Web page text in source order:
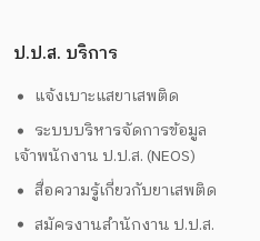
ป.ป.ส. บริการ
แจ้งเบาะแสยาเสพติด
ระบบบริหารจัดการข้อมูล
เจ้าพนักงาน ป.ป.ส. (NEOS)
สื่อความรู้เกี่ยวกับยาเสพติด
สมัครงานสำนักงาน ป.ป.ส.